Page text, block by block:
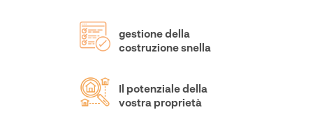
gestione della
costruzione snella
Il potenziale della
vostra proprietà